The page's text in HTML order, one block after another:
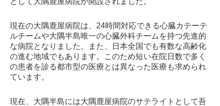
現在の大隅鹿屋病院は、24時間対応できる心臓カテーテ
ルチームや大隅半島唯一の心臓外科チームを持つ先進的
な病院となりました。また、日本全国でも有数な高齢化
の進む地域でもあります。このため短い在院日数で多く
の患者を診る都市型の医療とは異なった医療も求められ
ています。
現在、大隅半島には大隅鹿屋病院のサテライトとして吾